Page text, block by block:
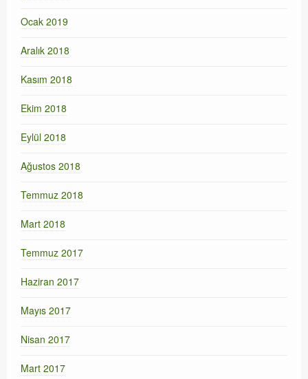
Ocak 2019
Aralık 2018
Kasım 2018
Ekim 2018
Eylül 2018
Ağustos 2018
Temmuz 2018
Mart 2018
Temmuz 2017
Haziran 2017
Mayıs 2017
Nisan 2017
Mart 2017